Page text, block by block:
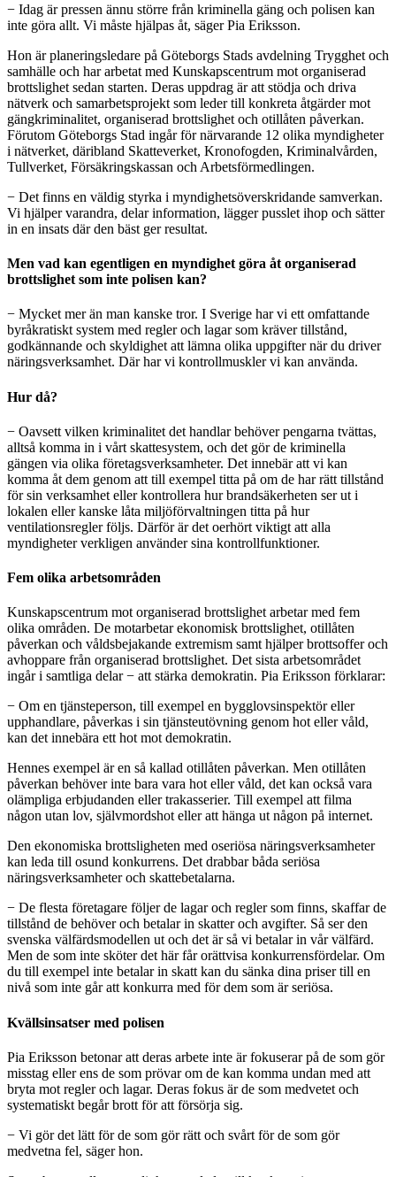
− Idag är pressen ännu större från kriminella gäng och polisen kan
inte göra allt. Vi måste hjälpas åt, säger Pia Eriksson.
Hon är planeringsledare på Göteborgs Stads avdelning Trygghet och
samhälle och har arbetat med Kunskapscentrum mot organiserad
brottslighet sedan starten. Deras uppdrag är att stödja och driva
nätverk och samarbetsprojekt som leder till konkreta åtgärder mot
gängkriminalitet, organiserad brottslighet och otillåten påverkan.
Förutom Göteborgs Stad ingår för närvarande 12 olika myndigheter
i nätverket, däribland Skatteverket, Kronofogden, Kriminalvården,
Tullverket, Försäkringskassan och Arbetsförmedlingen.
− Det finns en väldig styrka i myndighetsöverskridande samverkan.
Vi hjälper varandra, delar information, lägger pusslet ihop och sätter
in en insats där den bäst ger resultat.
Men vad kan egentligen en myndighet göra åt organiserad
brottslighet som inte polisen kan?
− Mycket mer än man kanske tror. I Sverige har vi ett omfattande
byråkratiskt system med regler och lagar som kräver tillstånd,
godkännande och skyldighet att lämna olika uppgifter när du driver
näringsverksamhet. Där har vi kontrollmuskler vi kan använda.
Hur då?
− Oavsett vilken kriminalitet det handlar behöver pengarna tvättas,
alltså komma in i vårt skattesystem, och det gör de kriminella
gängen via olika företagsverksamheter. Det innebär att vi kan
komma åt dem genom att till exempel titta på om de har rätt tillstånd
för sin verksamhet eller kontrollera hur brandsäkerheten ser ut i
lokalen eller kanske låta miljöförvaltningen titta på hur
ventilationsregler följs. Därför är det oerhört viktigt att alla
myndigheter verkligen använder sina kontrollfunktioner.
Fem olika arbetsområden
Kunskapscentrum mot organiserad brottslighet arbetar med fem
olika områden. De motarbetar ekonomisk brottslighet, otillåten
påverkan och våldsbejakande extremism samt hjälper brottsoffer och
avhoppare från organiserad brottslighet. Det sista arbetsområdet
ingår i samtliga delar − att stärka demokratin. Pia Eriksson förklarar:
− Om en tjänsteperson, till exempel en bygglovsinspektör eller
upphandlare, påverkas i sin tjänsteutövning genom hot eller våld,
kan det innebära ett hot mot demokratin.
Hennes exempel är en så kallad otillåten påverkan. Men otillåten
påverkan behöver inte bara vara hot eller våld, det kan också vara
olämpliga erbjudanden eller trakasserier. Till exempel att filma
någon utan lov, självmordshot eller att hänga ut någon på internet.
Den ekonomiska brottsligheten med oseriösa näringsverksamheter
kan leda till osund konkurrens. Det drabbar båda seriösa
näringsverksamheter och skattebetalarna.
− De flesta företagare följer de lagar och regler som finns, skaffar de
tillstånd de behöver och betalar in skatter och avgifter. Så ser den
svenska välfärdsmodellen ut och det är så vi betalar in vår välfärd.
Men de som inte sköter det här får orättvisa konkurrensfördelar. Om
du till exempel inte betalar in skatt kan du sänka dina priser till en
nivå som inte går att konkurra med för dem som är seriösa.
Kvällsinsatser med polisen
Pia Eriksson betonar att deras arbete inte är fokuserar på de som gör
misstag eller ens de som prövar om de kan komma undan med att
bryta mot regler och lagar. Deras fokus är de som medvetet och
systematiskt begår brott för att försörja sig.
− Vi gör det lätt för de som gör rätt och svårt för de som gör
medvetna fel, säger hon.